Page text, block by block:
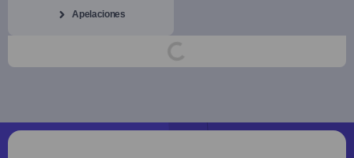
Apelaciones